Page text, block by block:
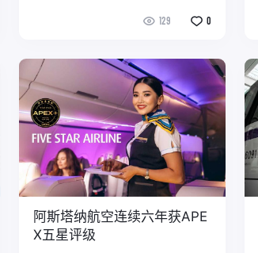
129 0
阿斯塔纳航空连续六年获APE
X五星评级